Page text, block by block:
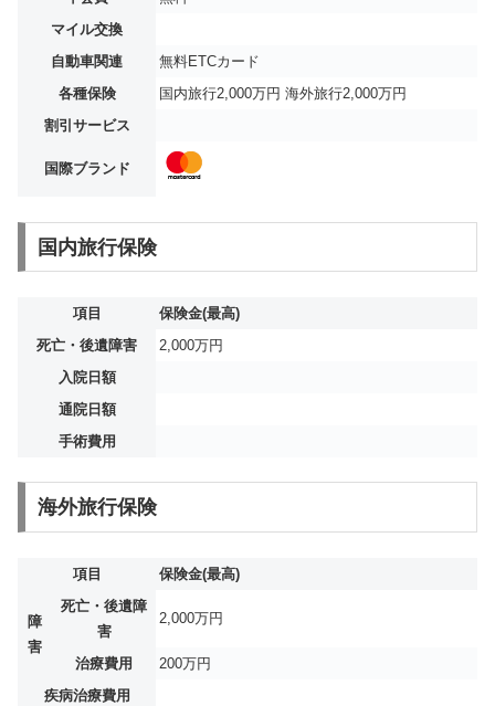
マイル交換
自動車関連
無料ETCカード
各種保険
国内旅行2,000万円 海外旅行2,000万円
割引サービス
国際ブランド
国内旅行保険
項目
保険金(最高)
死亡・後遺障害
2,000万円
入院日額
通院日額
手術費用
海外旅行保険
項目 保険金(最高)
障
害
死亡・後遺障
害
2,000万円
治療費用
200万円
疾病治療費用